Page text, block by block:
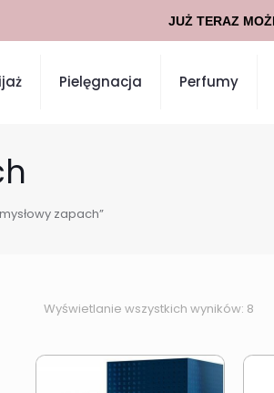
Pielęgnacja Perfumy
zapach”
Wyświetlanie wszystkich wyników: 8
JUŻ TERAZ